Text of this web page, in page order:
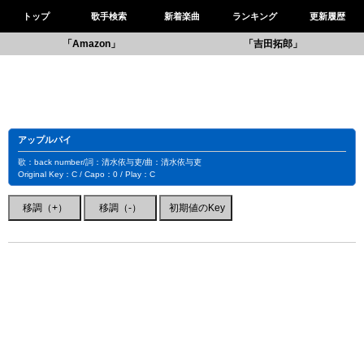
トップ 歌手検索 新着楽曲 ランキング 更新履歴
「Amazon」 「吉田拓郎」
アップルパイ
歌：back number/詞：清水依与吏/曲：清水依与吏
Original Key：C / Capo：0 / Play：C